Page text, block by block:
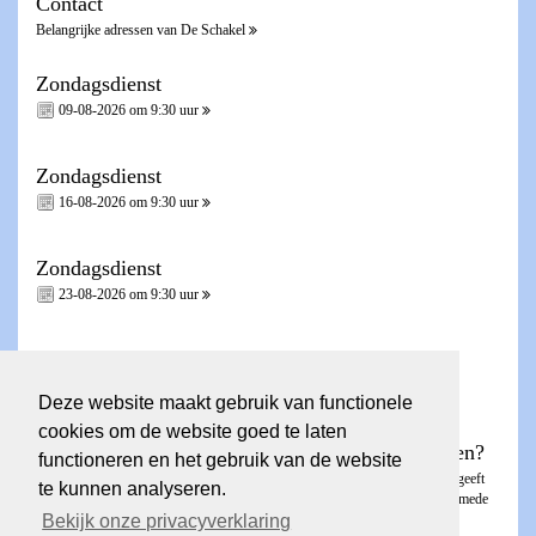
Deze website maakt gebruik van functionele
cookies om de website goed te laten
functioneren en het gebruik van de website
te kunnen analyseren.
Bekijk onze privacyverklaring
Belangrijke adressen van De Schakel
Zondagsdienst
09-08-2026 om 9:30 uur
Zondagsdienst
16-08-2026 om 9:30 uur
Zondagsdienst
23-08-2026 om 9:30 uur
Wilt u een account voor de ledenpagina aanvragen?
Dit kunt u aanvragen via het
. De ledenpagina is besloten en geeft
toegang tot Nieuwsbrieven, de KICK, fotoalbums en contactgegevens van mede
gemeenteleden.